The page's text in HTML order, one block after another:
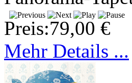
Preis:79,00 €
Mehr Details ...